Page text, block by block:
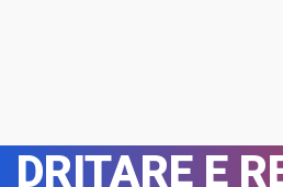
DRITARE E